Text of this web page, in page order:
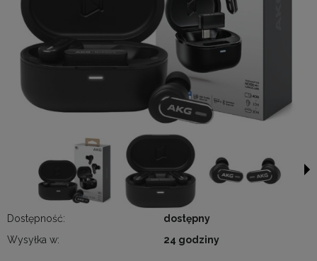
Dostępność:
dostępny
Wysyłka w:
24 godziny